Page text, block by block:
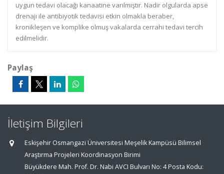
uygun tedavi olacağı kanaatine varılmıştır. Nadir olgularda apse
drenajı ile antibiyotik tedavisi etkin olmakla beraber,
kronikleşen ve komplike olmuş vakalarda cerrahi tedavi tercih
edilmelidir.
Paylaş
İletişim Bilgileri
Eskişehir Osmangazi Üniversitesi Meşelik Kampüsü Bilimsel
Araştırma Projeleri Koordinasyon Birimi
Büyükdere Mah. Prof. Dr. Nabi AVCI Bulvarı No: 4 Posta Kodu: